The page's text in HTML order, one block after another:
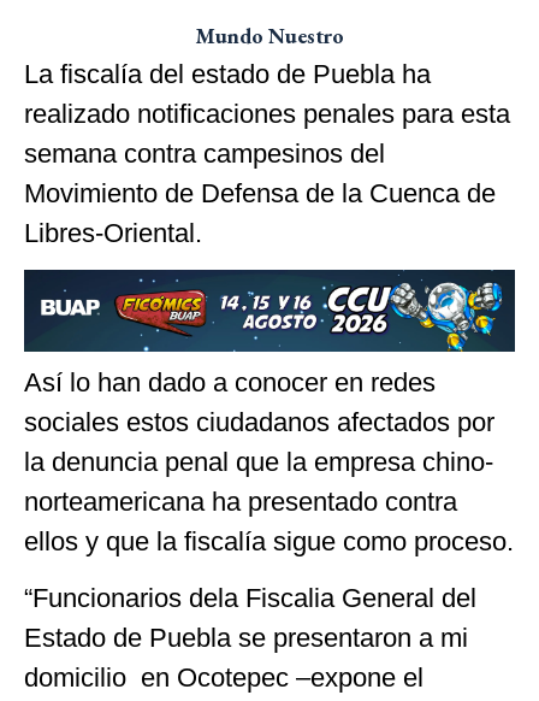
Mundo Nuestro
La fiscalía del estado de Puebla ha
realizado notificaciones penales para esta
semana contra campesinos del
Movimiento de Defensa de la Cuenca de
Libres-Oriental.
Así lo han dado a conocer en redes
sociales estos ciudadanos afectados por
la denuncia penal que la empresa chino-
norteamericana ha presentado contra
ellos y que la fiscalía sigue como proceso.
“Funcionarios dela Fiscalia General del
Estado de Puebla se presentaron a mi
domicilio en Ocotepec –expone el